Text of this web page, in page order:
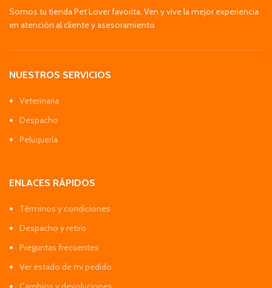
Somos tu tienda Pet Lover favorita. Ven y vive la mejor experiencia
en atención al cliente y asesoramiento
NUESTROS SERVICIOS
Veterinaria
Despacho
Peluquería
ENLACES RÁPIDOS
Términos y condiciones
Despacho y retiro
Preguntas frecuentes
Ver estado de mi pedido